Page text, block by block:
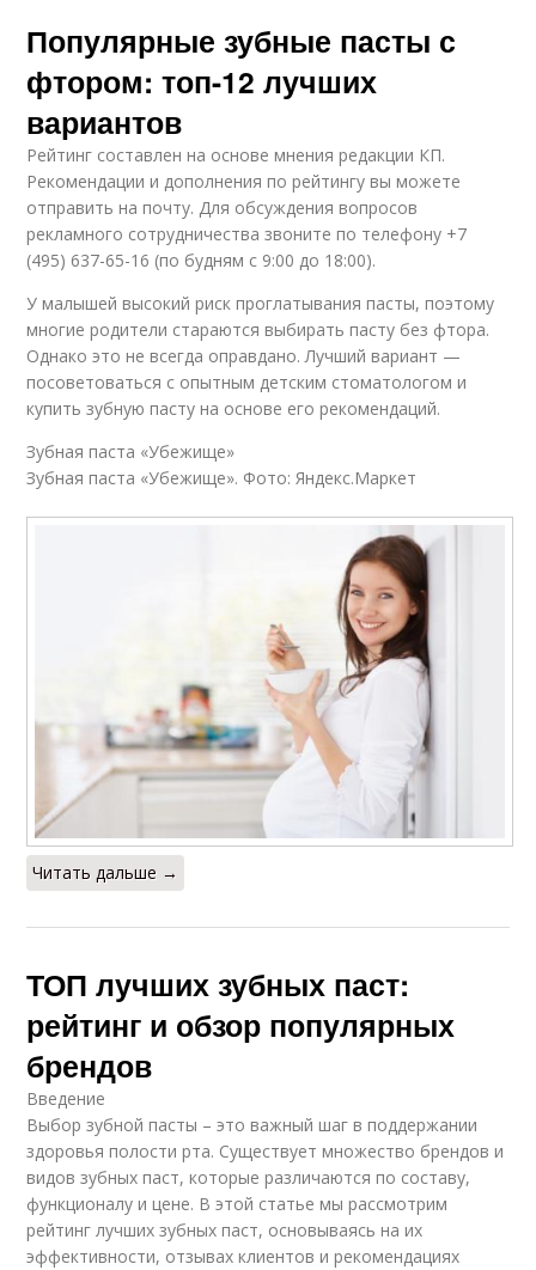
Популярные зубные пасты с
фтором: топ-12 лучших
вариантов
Рейтинг составлен на основе мнения редакции КП.
Рекомендации и дополнения по рейтингу вы можете
отправить на почту. Для обсуждения вопросов
рекламного сотрудничества звоните по телефону +7
(495) 637-65-16 (по будням с 9:00 до 18:00).
У малышей высокий риск проглатывания пасты, поэтому
многие родители стараются выбирать пасту без фтора.
Однако это не всегда оправдано. Лучший вариант —
посоветоваться с опытным детским стоматологом и
купить зубную пасту на основе его рекомендаций.
Зубная паста «Убежище»
Зубная паста «Убежище». Фото: Яндекс.Маркет
Читать дальше →
ТОП лучших зубных паст:
рейтинг и обзор популярных
брендов
Введение
Выбор зубной пасты – это важный шаг в поддержании
здоровья полости рта. Существует множество брендов и
видов зубных паст, которые различаются по составу,
функционалу и цене. В этой статье мы рассмотрим
рейтинг лучших зубных паст, основываясь на их
эффективности, отзывах клиентов и рекомендациях